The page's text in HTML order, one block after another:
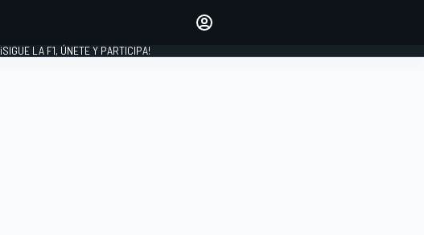
¡SIGUE LA F1, ÚNETE Y PARTICIPA!